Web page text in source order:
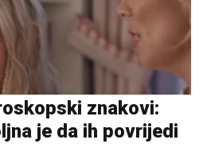
znakovi:
je da ih povrijedi